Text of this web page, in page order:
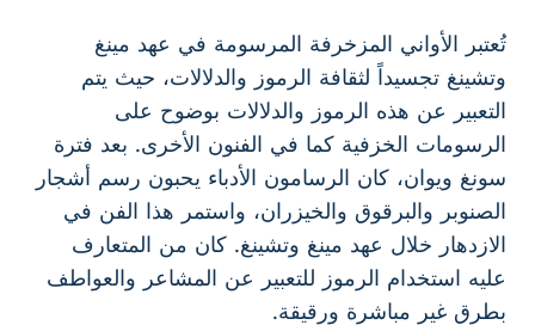
تُعتبر الأواني المزخرفة المرسومة في عهد مينغ
وتشينغ تجسيداً لثقافة الرموز والدلالات، حيث يتم
التعبير عن هذه الرموز والدلالات بوضوح على
الرسومات الخزفية كما في الفنون الأخرى. بعد فترة
سونغ ويوان، كان الرسامون الأدباء يحبون رسم أشجار
الصنوبر والبرقوق والخيزران، واستمر هذا الفن في
الازدهار خلال عهد مينغ وتشينغ. كان من المتعارف
عليه استخدام الرموز للتعبير عن المشاعر والعواطف
بطرق غير مباشرة ورقيقة.